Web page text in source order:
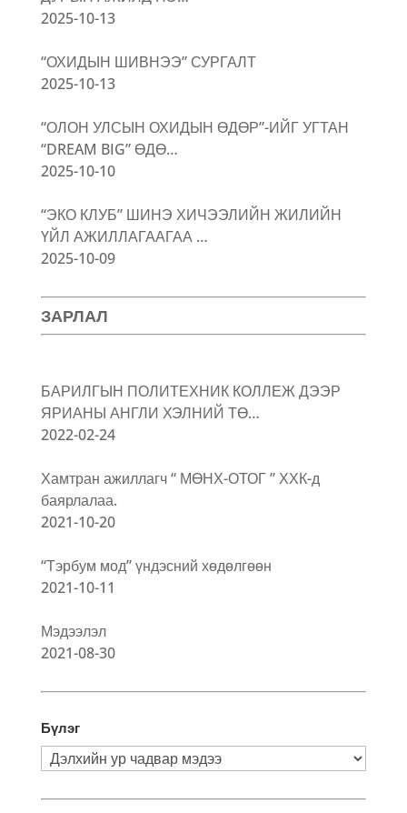
2025-10-13
“ОХИДЫН ШИВНЭЭ” СУРГАЛТ
2025-10-13
“ОЛОН УЛСЫН ОХИДЫН ӨДӨР”-ИЙГ УГТАН
“DREAM BIG” ӨДӨ…
2025-10-10
“ЭКО КЛУБ” ШИНЭ ХИЧЭЭЛИЙН ЖИЛИЙН
ҮЙЛ АЖИЛЛАГААГАА …
2025-10-09
ЗАРЛАЛ
БАРИЛГЫН ПОЛИТЕХНИК КОЛЛЕЖ ДЭЭР
ЯРИАНЫ АНГЛИ ХЭЛНИЙ ТӨ…
2022-02-24
Хамтран ажиллагч “ МӨНХ-ОТОГ ” ХХК-д
баярлалаа.
2021-10-20
“Тэрбум мод” үндэсний хөдөлгөөн
2021-10-11
Мэдээлэл
2021-08-30
Бүлэг
Бүлэг